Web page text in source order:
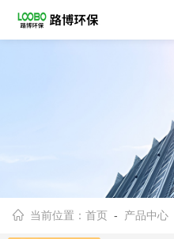
当前位置：首页 - 产品中心